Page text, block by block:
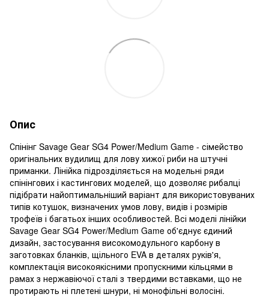
Опис
Спінінг Savage Gear SG4 Power/Medium Game - сімейство
оригінальних вудилищ для лову хижої риби на штучні
приманки. Лінійка підрозділяється на модельні ряди
спінінгових і кастингових моделей, що дозволяє рибалці
підібрати найоптимальніший варіант для використовуваних
типів котушок, визначених умов лову, видів і розмірів
трофеїв і багатьох інших особливостей. Всі моделі лінійки
Savage Gear SG4 Power/Medium Game об'єднує єдиний
дизайн, застосування високомодульного карбону в
заготовках бланків, щільного EVA в деталях руків'я,
комплектація високоякісними пропускними кільцями в
рамах з нержавіючої сталі з твердими вставками, що не
протирають ні плетені шнури, ні монофільні волосіні.